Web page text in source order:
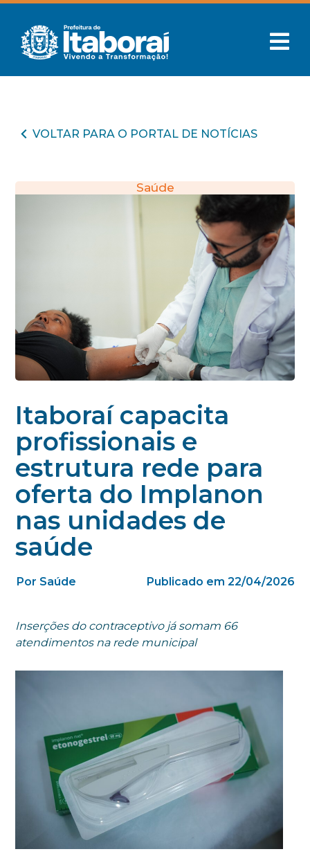
VOLTAR PARA O PORTAL DE NOTÍCIAS
Saúde
Itaboraí capacita
profissionais e
estrutura rede para
oferta do Implanon
nas unidades de
saúde
Por Saúde Publicado em 22/04/2026
Inserções do contraceptivo já somam 66
atendimentos na rede municipal